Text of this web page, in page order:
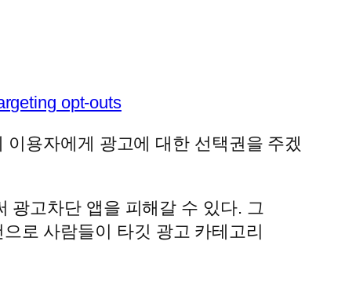
opt-outs
용자에게 광고에 대한 선택권을 주겠
광고차단 앱을 피해갈 수 있다. 그
로 사람들이 타깃 광고 카테고리